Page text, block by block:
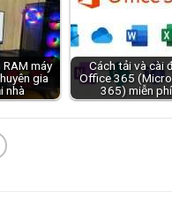
máy
gia
nhà
Cách tải và cài
Office 365
365) miễn phí